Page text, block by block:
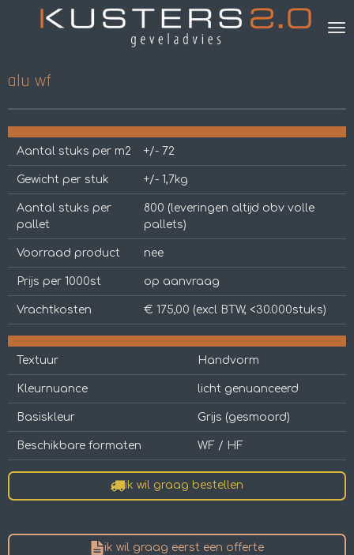
hoofdinhoud
alu wf
Aantal stuks per m2 +/- 72
Gewicht per stuk +/- 1,7kg
Aantal stuks per
pallet
800 (leveringen altijd obv volle
pallets)
Voorraad product nee
Prijs per 1000st op aanvraag
Vrachtkosten € 175,00 (excl BTW, <30.000stuks)
Textuur Handvorm
Kleurnuance licht genuanceerd
Basiskleur Grijs (gesmoord)
Beschikbare formaten WF / HF
ik wil graag bestellen
ik wil graag eerst een offerte